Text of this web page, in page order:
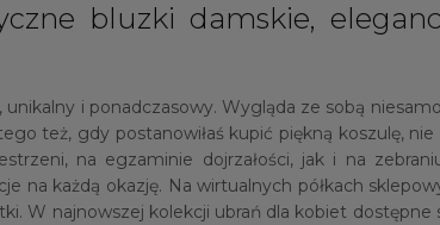
bluzki damskie,
unikalny i ponadczasowy. Wygląda ze sobą
też, gdy postanowiłaś kupić piękną koszulę,
na egzaminie dojrzałości, jak i na
na każdą okazję. Na wirtualnych półkach
W najnowszej kolekcji ubrań dla kobiet dostępne